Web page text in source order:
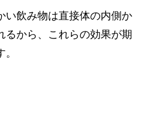
い飲み物は直接体の内側か
るから、これらの効果が期